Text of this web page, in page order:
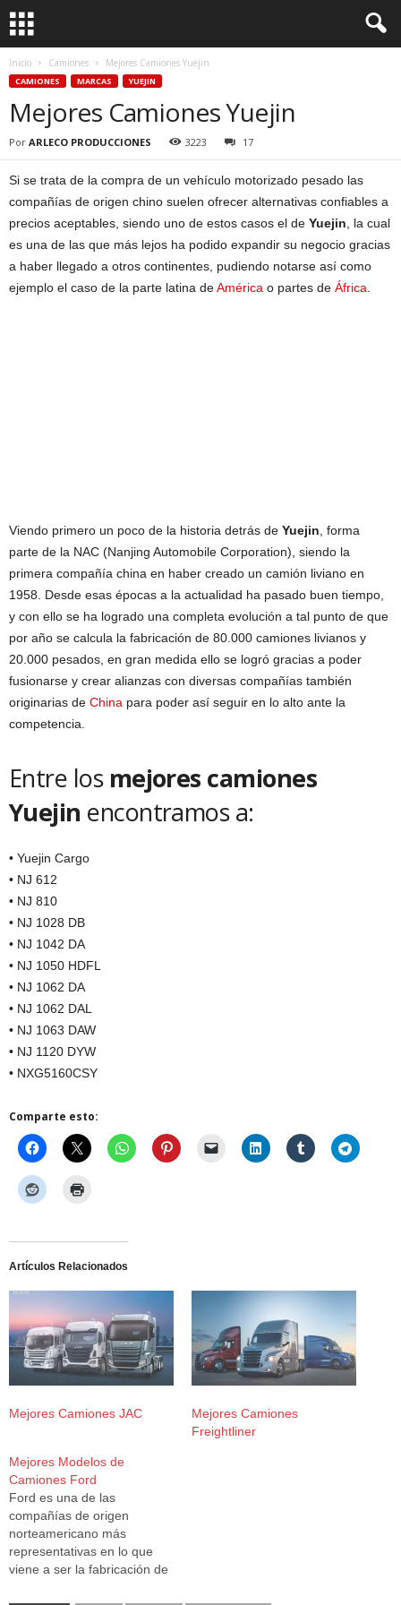
Inicio Camiones Mejores Camiones Yuejin
CAMIONES MARCAS YUEJIN
Mejores Camiones Yuejin
Por ARLECO PRODUCCIONES 3223 17
Si se trata de la compra de un vehículo motorizado pesado las
compañías de origen chino suelen ofrecer alternativas confiables a
precios aceptables, siendo uno de estos casos el de Yuejin , la cual
es una de las que más lejos ha podido expandir su negocio gracias
a haber llegado a otros continentes, pudiendo notarse así como
ejemplo el caso de la parte latina deAmérica o partes de África
Viendo primero un poco de la historia detrás de Yuejin, forma
parte de la NAC (Nanjing Automobile Corporation), siendo la
primera compañía china en haber creado un camión liviano en
1958. Desde esas épocas a la actualidad ha pasado buen tiempo,
y con ello se ha logrado una completa evolución a tal punto de que
por año se calcula la fabricación de 80.000 camiones livianos y
20.000 pesados, en gran medida ello se logró gracias a poder
fusionarse y crear alianzas con diversas compañías también
originarias de China para poder así seguir en lo alto ante la
competencia.
Entre los mejores camiones
Yuejin encontramos a:
• Yuejin Cargo
• NJ 612
• NJ 810
• NJ 1028 DB
• NJ 1042 DA
• NJ 1050 HDFL
• NJ 1062 DA
• NJ 1062 DAL
• NJ 1063 DAW
• NJ 1120 DYW
• NXG5160CSY
Comparte esto:
Artículos Relacionados
Mejores Camiones JAC
Mejores Camiones
Freightliner
Mejores Modelos de
Camiones Ford
Ford es una de las
compañías de origen
norteamericano más
representativas en lo que
viene a ser la fabricación de